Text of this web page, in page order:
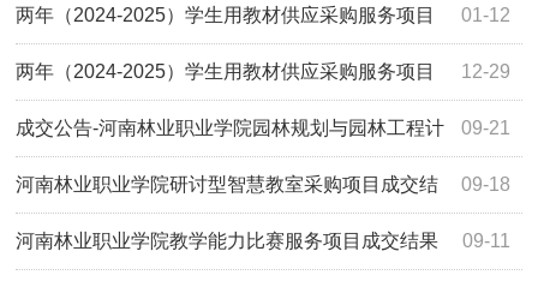
荐结果公示 01-12
两年（2024-2025）学生用教材供应采购服务项目
结果公告 12-29
两年（2024-2025）学生用教材供应采购服务项目
竞争性磋商公告 09-21
成交公告-河南林业职业学院园林规划与园林工程计
算机辅助设计室项目 09-18
河南林业职业学院研讨型智慧教室采购项目成交结
果公告 09-11
河南林业职业学院教学能力比赛服务项目成交结果